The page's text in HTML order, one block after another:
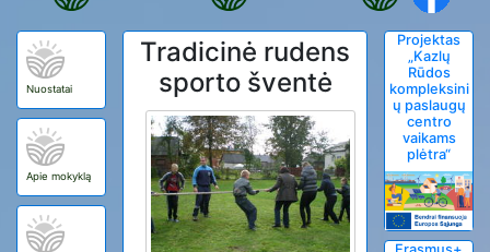
Nuostatai
Apie mokyklą
Tradicinė rudens
sporto šventė
Projektas
„Kazlų
Rūdos
kompleksini
ų paslaugų
centro
vaikams
plėtra“